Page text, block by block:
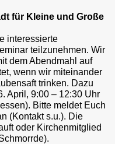
für Kleine und Große
interessierte
teilzunehmen. Wir
dem Abendmahl auf
wenn wir miteinander
trinken. Dazu
April, 9:00 – 12:30 Uhr
Bitte meldet Euch
(Kontakt s.u.). Die
oder Kirchenmitglied